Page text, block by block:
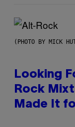
(PHOTO BY MICK
Looking
Rock
Made It